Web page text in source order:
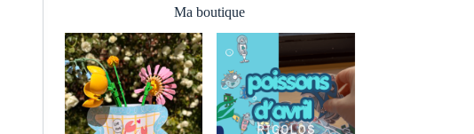
Ma boutique